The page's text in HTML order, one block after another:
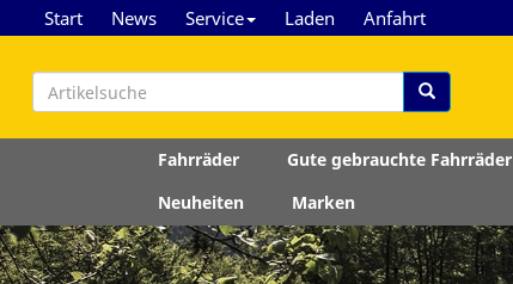
Start News Service Laden Anfahrt
Fahrräder Gute gebrauchte Fahrräder
Neuheiten
Marken